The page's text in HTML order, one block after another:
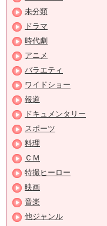
未分類
ドラマ
時代劇
アニメ
バラエティ
ワイドショー
報道
ドキュメンタリー
スポーツ
料理
ＣＭ
特撮ヒーロー
映画
音楽
他ジャンル